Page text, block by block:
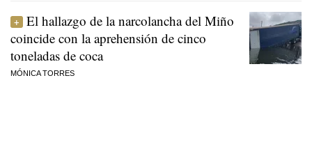
El hallazgo de la narcolancha del Miño
coincide con la aprehensión de cinco
toneladas de coca
MÓNICA TORRES